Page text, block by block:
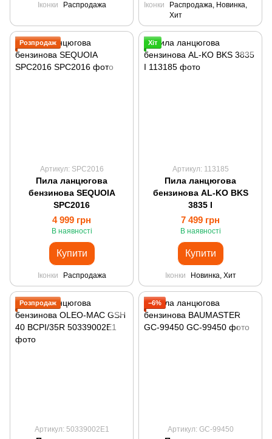
Іконки Распродажа Іконки
Распродажа, Новинка,
Хит
Розпродаж
Артикул: SPC2016
Пила ланцюгова
бензинова SEQUOIA
SPC2016
4 999 грн
В наявності
Купити
Іконки Распродажа
Хіт
Артикул: 113185
Пила ланцюгова
бензинова AL-KO BKS
3835 I
7 499 грн
В наявності
Купити
Іконки Новинка, Хит
Розпродаж
Артикул: 50339002E1
−6%
Артикул: GC-99450